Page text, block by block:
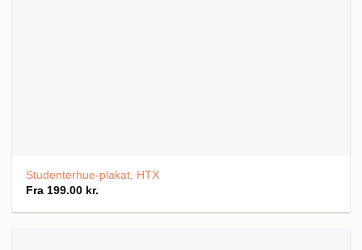
Studenterhue-plakat, HTX
Fra 199.00 kr.